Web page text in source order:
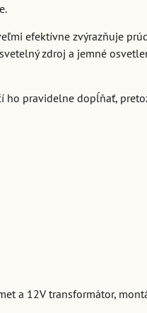
efektívne zvýrazňuje
zdroj a jemné
ho pravidelne dopĺňať,
a 12V transformátor,